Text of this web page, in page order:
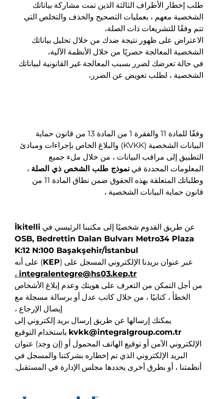
طلب إخطار الأطراف الثالثة الذين تمت مشاركة بياناتك
الشخصية معهم ، بعمليات التصحيح والحذف والتخلص التي
تتم وفقًا للتشريعات ذات الصلة،
الاعتراض على ظهور نتيجة ضدك من خلال تحليل بياناتك
الشخصية المعالجة حصريًا من خلال الأنظمة الآلية،
في حالة تعرضك لضرر بسبب المعالجة غير القانونية لبياناتك
الشخصية ، لطلب تعويض عن الضرر،
وفقًا للمادة 11 والفقرة 1 من المادة 13 من قانون حماية
البيانات الشخصية (KVKK) والبلاغ الخاص بإجراءات ومبادئ
التطبيق إلى مراقب البيانات ، من خلال ملء جميع
المعلومات المحددة في نموذج طلب الشخص ذي الصلة ،
وطلباتك المتعلقة بهذه الحقوق ضمن نطاق المادة 11 من
قانون حماية البيانات الشخصية ،
عن طريق القدوم شخصيًا إلى مكتبنا الرئيسي في İkitelli
OSB, Bedrettin Dalan Bulvarı Metro34 Plaza
K:12 N:100 Başakşehir/İstanbul
عبر عنوان بريدنا الإلكتروني المسجل على (KEP) على أنه
integralentegre@hs03.kep.tr ،
من أجل التمكن من التعرف على هويتك وعدم إبلاغ الأشخاص
الخطأ ، كتابيًا ، من خلال كاتب عدل أو برسالة مسجلة مع
إيصال الإرجاع ،
يمكنك إرسالها عن طريق إرسال بريد إلكتروني إلى
kvkk@integralgroup.com.tr باستخدام التوقيع
الإلكتروني الآمن أو توقيع الهاتف المحمول أو (إن وجد) عنوان
البريد الإلكتروني الذي تم إخطاره بشركتنا والمسجل في
أنظمتنا ، أو بطرق أخرى يحددها مجلس الإدارة في المستقبل.